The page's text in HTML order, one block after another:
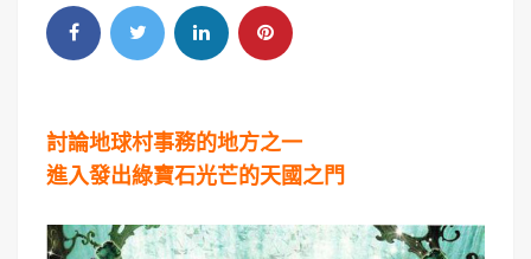
討論地球村事務的地方之一
進入發出綠寶石光芒的天國之門